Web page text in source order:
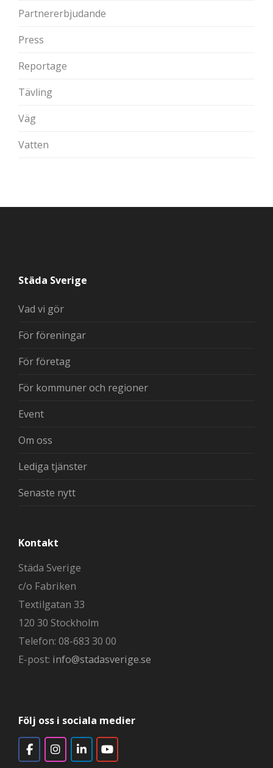
Partnererbjudande
Press
Reportage
Tävling
Väg
Vatten
Städa Sverige
Vad vi gör
För föreningar
För företag
För kommuner och regioner
Event
Om oss
Lediga tjänster
Senaste nytt
Kontakt
Städa Sverige
c/o Fabriken
Textilgatan 33
120 30 Stockholm
Telefon: 08-683 30 00
E-post: info@stadasverige.se
Följ oss i sociala medier